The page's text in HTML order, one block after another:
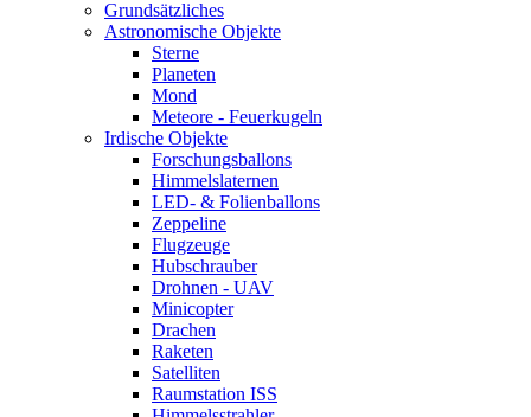
Grundsätzliches
Astronomische Objekte
Sterne
Planeten
Mond
Meteore - Feuerkugeln
Irdische Objekte
Forschungsballons
Himmelslaternen
LED- & Folienballons
Zeppeline
Flugzeuge
Hubschrauber
Drohnen - UAV
Minicopter
Drachen
Raketen
Satelliten
Raumstation ISS